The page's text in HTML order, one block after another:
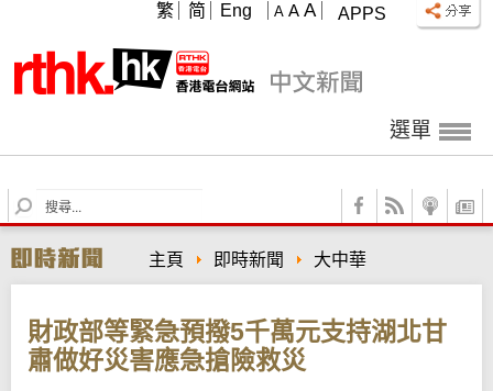
APPS
A A A
繁 简 Eng
選單
S
e
r
c
主頁 即時新聞 大中華
財政部等緊急預撥5千萬元支持湖北甘
肅做好災害應急搶險救災